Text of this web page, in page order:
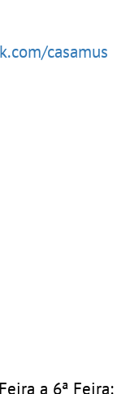
casamus
a 6ª Feira: